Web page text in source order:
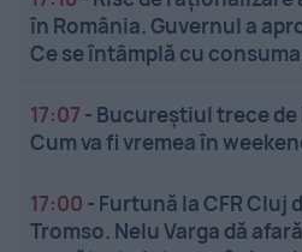
în România. Guvernul a
Ce se întâmplă cu
17:07 - Bucureștiul trece
Cum va fi vremea în
17:00 - Furtună la CFR Cluj
Tromso. Nelu Varga dă